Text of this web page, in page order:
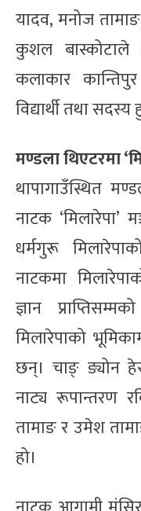
यादव, मनोज
कुशल
कलाकार
विद्यार्थी तथा सदस्य
मण्डला थिएटरमा
थापागाउँस्थित
नाटक ‘मिलारेपा’
धर्मगुरू
नाटकमा
ज्ञान
मिलारेपाको
छन्। चाङ् ङ्योन
नाट्य रूपान्तरण
तामाङ र उमेश
हो।